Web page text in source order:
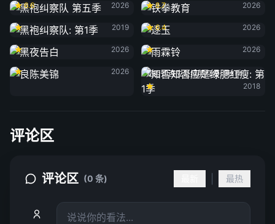
6.6
2026
8.7
2026
黑袍纠察队: 第1季
2019
逐玉
6.4
2026
黑夜告白
2026
雨霖铃
2026
良陈美锦
2026
知否知否应是绿肥红瘦: 第1季
2018
评论区
评论区 (0 条) 最热